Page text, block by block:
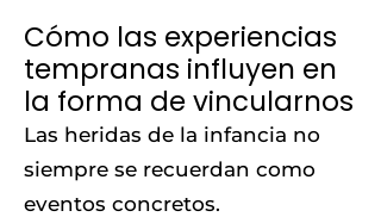
Cómo las experiencias
tempranas influyen en
la forma de vincularnos
Las heridas de la infancia no
siempre se recuerdan como
eventos concretos.